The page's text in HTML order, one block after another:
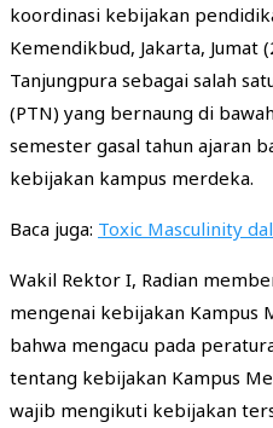
koordinasi kebijakan
Kemendikbud, Jakarta, Jumat
Tanjungpura sebagai salah
(PTN) yang bernaung di
semester gasal tahun ajaran
kebijakan kampus merdeka.
Baca juga: Toxic Masculinity
Wakil Rektor I, Radian
mengenai kebijakan Kampus
bahwa mengacu pada
tentang kebijakan Kampus
wajib mengikuti kebijakan